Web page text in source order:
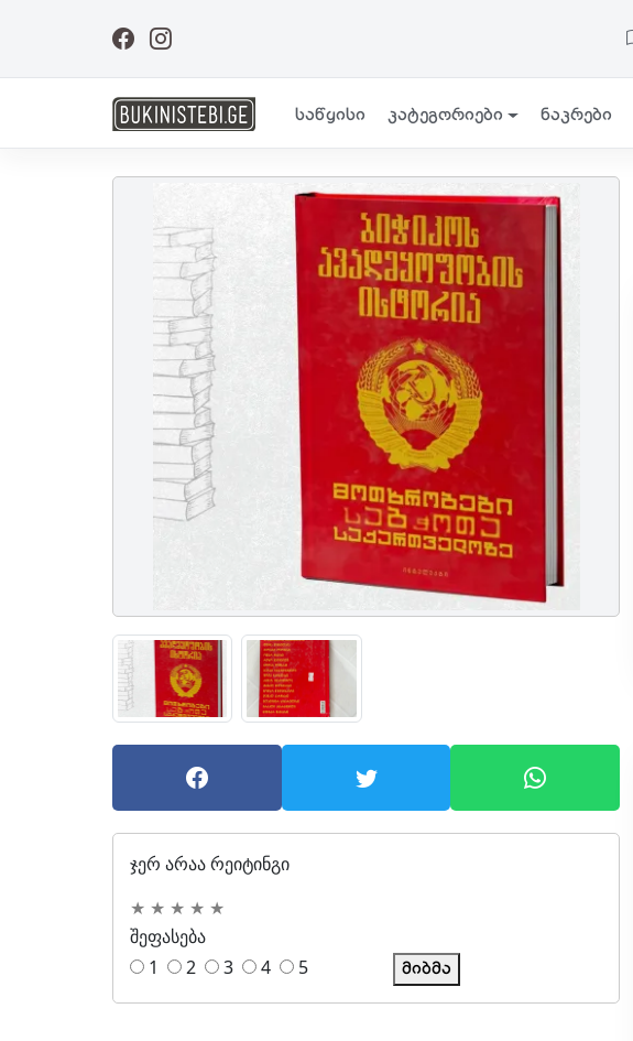
საწყისი კატეგორიები ნაკრები
ჯერ არაა რეიტინგი
★ ★ ★ ★ ★
შეფასება
1
2 3 4 5 მიბმა